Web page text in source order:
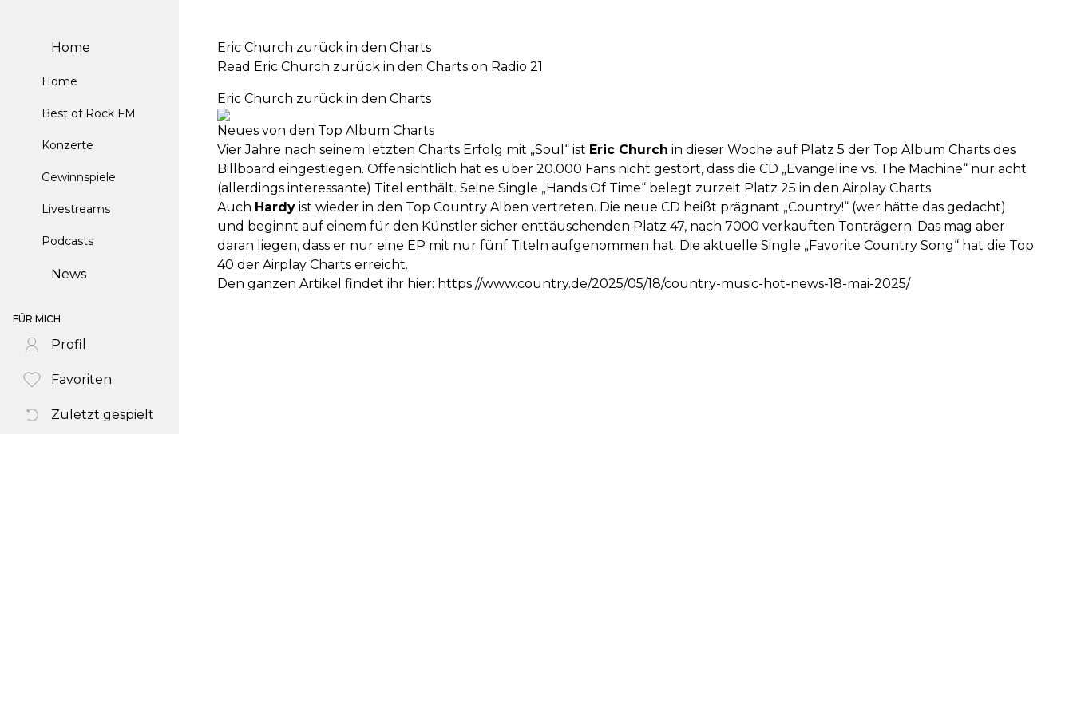
Home
Home
Best of Rock FM
Konzerte
Gewinnspiele
Livestreams
Podcasts
News
FÜR MICH
Profil
Favoriten
Zuletzt gespielt
Eric Church zurück in den Charts
Read Eric Church zurück in den Charts on Radio 21
Eric Church zurück in den Charts
Neues von den Top Album Charts
Vier Jahre nach seinem letzten Charts Erfolg mit „Soul“ ist Eric Church in dieser Woche auf Platz 5 der Top Album Charts des
Billboard eingestiegen. Offensichtlich hat es über 20.000 Fans nicht gestört, dass die CD „Evangeline vs. The Machine“ nur acht
(allerdings interessante) Titel enthält. Seine Single „Hands Of Time“ belegt zurzeit Platz 25 in den Airplay Charts.
Auch Hardy ist wieder in den Top Country Alben vertreten. Die neue CD heißt prägnant „Country!“ (wer hätte das gedacht)
und beginnt auf einem für den Künstler sicher enttäuschenden Platz 47, nach 7000 verkauften Tonträgern. Das mag aber
daran liegen, dass er nur eine EP mit nur fünf Titeln aufgenommen hat. Die aktuelle Single „Favorite Country Song“ hat die Top
40 der Airplay Charts erreicht.
Den ganzen Artikel findet ihr hier: https://www.country.de/2025/05/18/country-music-hot-news-18-mai-2025/